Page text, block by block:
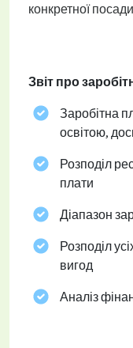
конкретної
Звіт про
Заробітна
освітою,
Розподіл
плати
Діапазон
Розподіл
вигод
Аналіз